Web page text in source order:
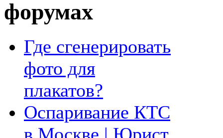
форумах
Где сгенерировать
фото для
плакатов?
Оспаривание КТС